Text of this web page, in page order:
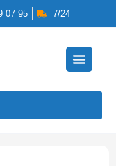
07 95 7/24